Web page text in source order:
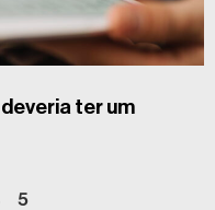
ter um
5